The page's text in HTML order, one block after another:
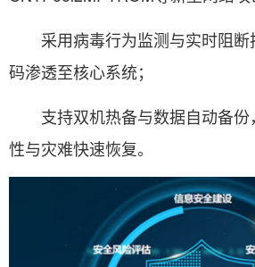
采用病毒行为监测与实时阻断
码渗透至核心系统；
支持双机热备与数据自动备份
性与灾难快速恢复。